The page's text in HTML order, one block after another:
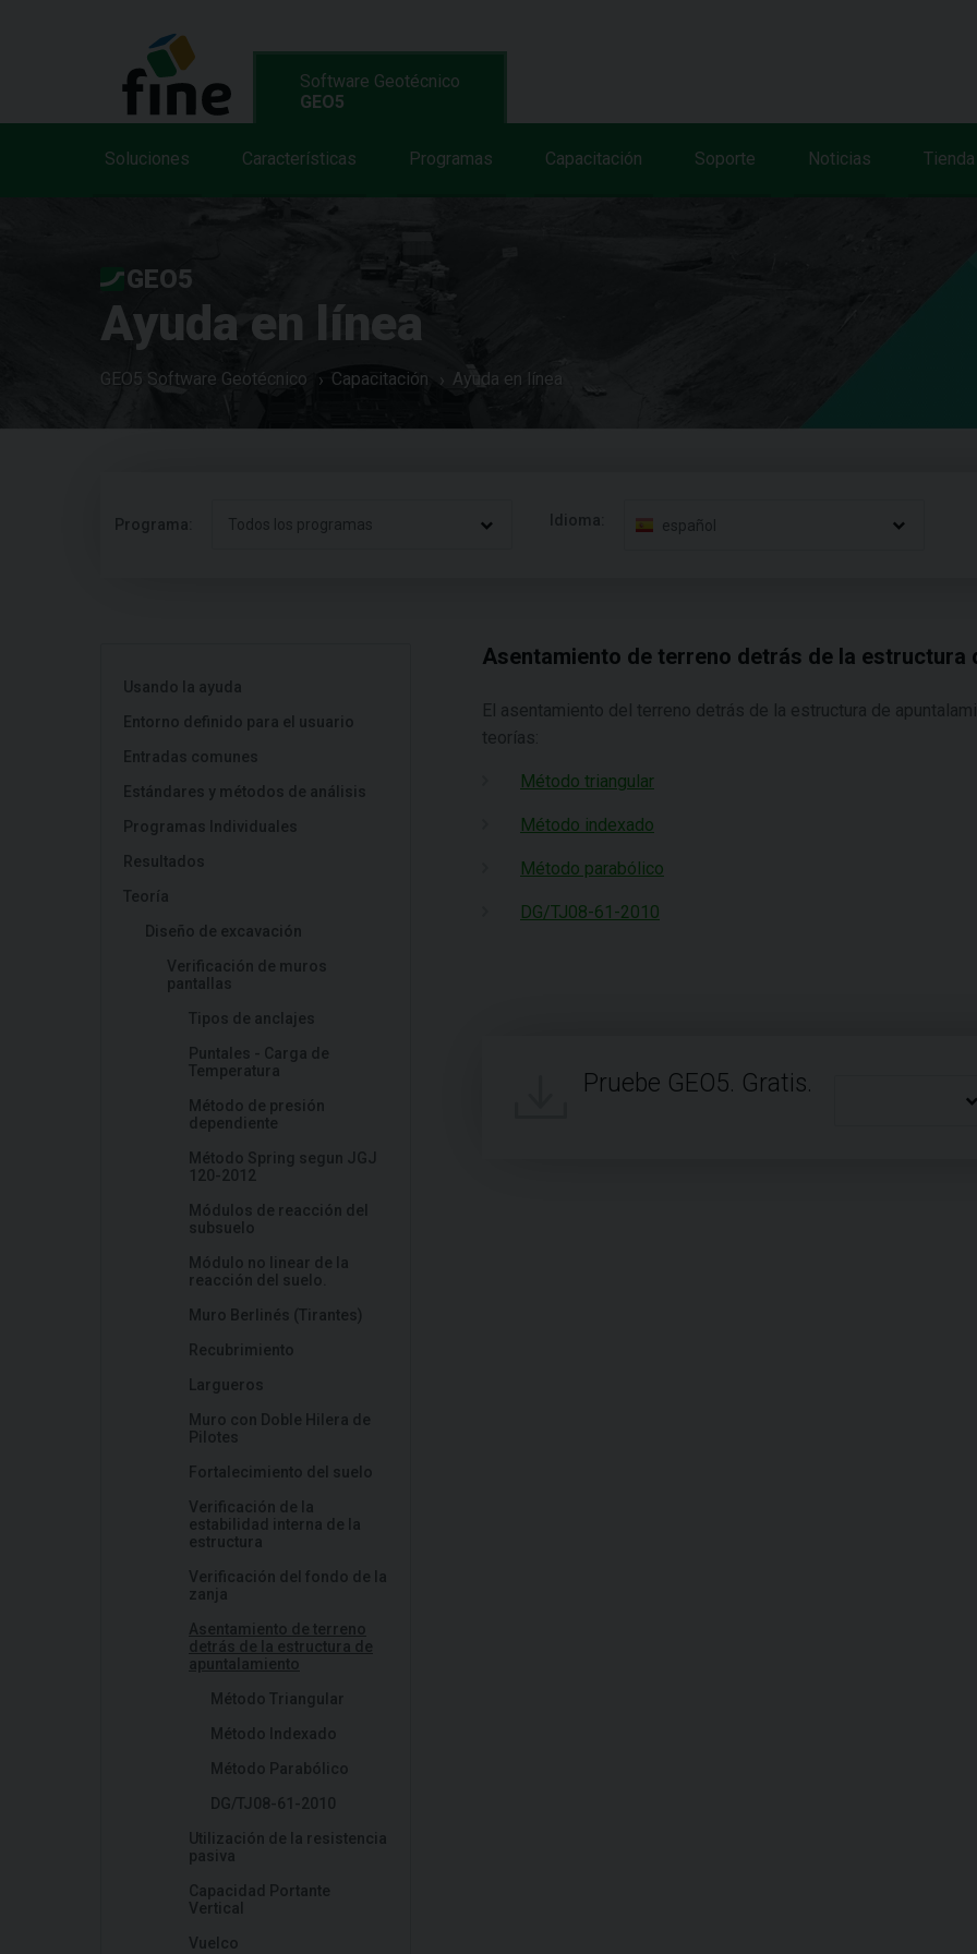
Software Geotécnico
GEO5
Soluciones Características Programas Capacitación Soporte Noticias Tienda
GEO5
Ayuda en línea
GEO5 Software Geotécnico Capacitación Ayuda en línea
Programa: Todos los programas Idioma: español
Usando la ayuda
Entorno definido para el usuario
Entradas comunes
Estándares y métodos de análisis
Programas Individuales
Resultados
Teoría
Diseño de excavación
Verificación de muros
pantallas
Tipos de anclajes
Puntales - Carga de
Temperatura
Método de presión
dependiente
Método Spring segun JGJ
120-2012
Módulos de reacción del
subsuelo
Módulo no linear de la
reacción del suelo.
Muro Berlinés (Tirantes)
Recubrimiento
Largueros
Muro con Doble Hilera de
Pilotes
Fortalecimiento del suelo
Verificación de la
estabilidad interna de la
estructura
Verificación del fondo de la
zanja
Asentamiento de terreno
detrás de la estructura de
apuntalamiento
Método Triangular
Método Indexado
Método Parabólico
DG/TJ08-61-2010
Utilización de la resistencia
pasiva
Capacidad Portante
Vertical
Vuelco
Asentamiento de terreno detrás de la estructura
El asentamiento del terreno detrás de la estructura de
teorías:
Método triangular
Método indexado
Método parabólico
DG/TJ08-61-2010
Pruebe GEO5. Gratis.